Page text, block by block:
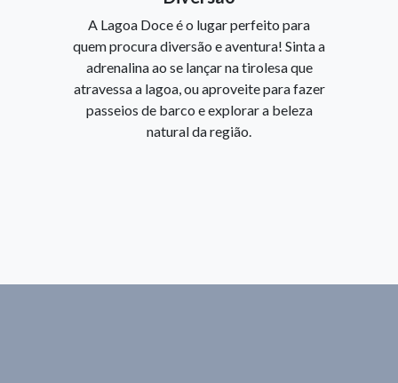
A Lagoa Doce é o lugar perfeito para
quem procura diversão e aventura! Sinta a
adrenalina ao se lançar na tirolesa que
atravessa a lagoa, ou aproveite para fazer
passeios de barco e explorar a beleza
natural da região.